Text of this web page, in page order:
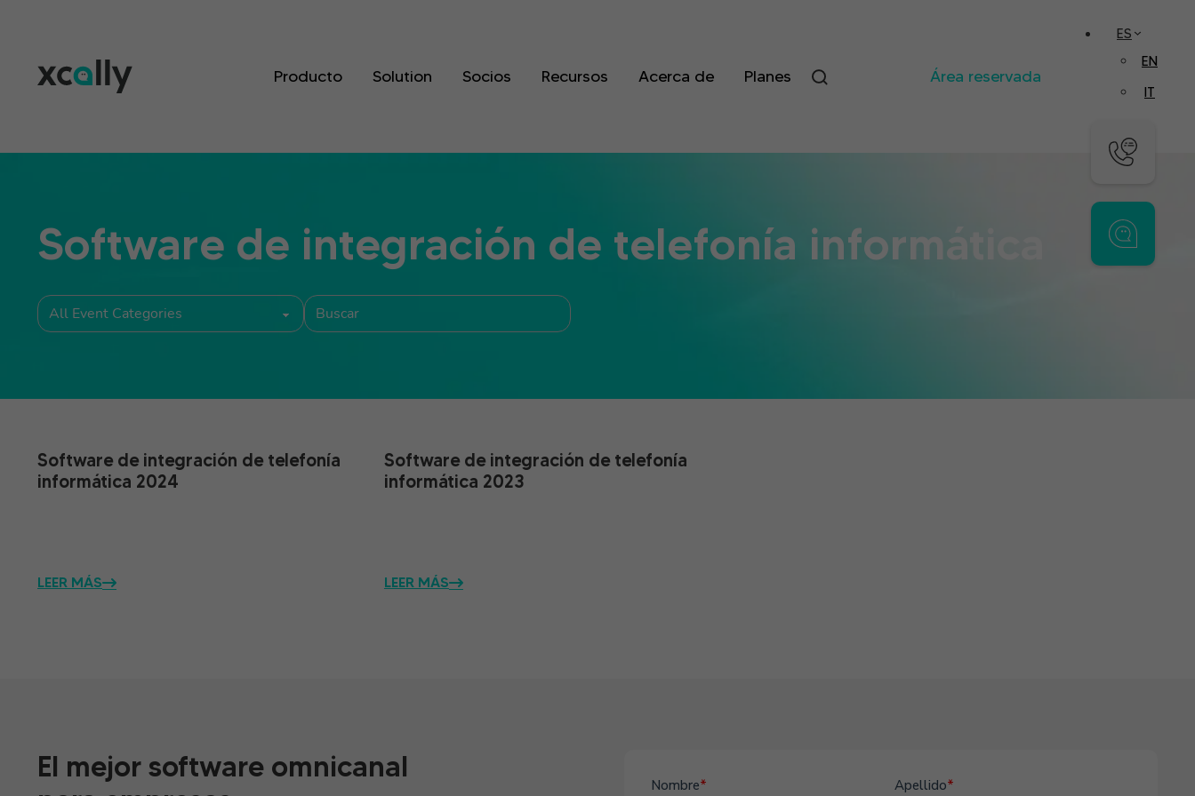
Producto Solution Socios Recursos Acerca de Planes Área reservada
ES
EN
IT
Software de integración de telefonía informática
Software de integración de telefonía
informática 2024
LEER MÁS
Software de integración de telefonía
informática 2023
LEER MÁS
El mejor software omnicanal